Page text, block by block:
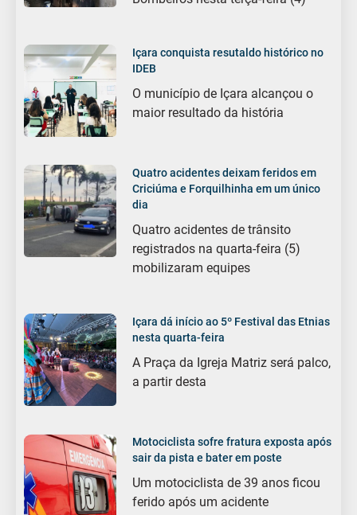
Içara conquista resutaldo histórico no
IDEB
O município de Içara alcançou o
maior resultado da história
Quatro acidentes deixam feridos em
Criciúma e Forquilhinha em um único
dia
Quatro acidentes de trânsito
registrados na quarta-feira (5)
mobilizaram equipes
Içara dá início ao 5º Festival das Etnias
nesta quarta-feira
A Praça da Igreja Matriz será palco,
a partir desta
Motociclista sofre fratura exposta após
sair da pista e bater em poste
Um motociclista de 39 anos ficou
ferido após um acidente